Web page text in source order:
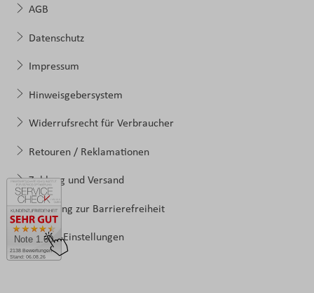
2138 Bewertungen
Stand: 06.08.26
Note 1.60
AGB
Datenschutz
Impressum
Hinweisgebersystem
Widerrufsrecht für Verbraucher
Retouren / Reklamationen
Zahlung und Versand
Erklärung zur Barrierefreiheit
Cookie-Einstellungen